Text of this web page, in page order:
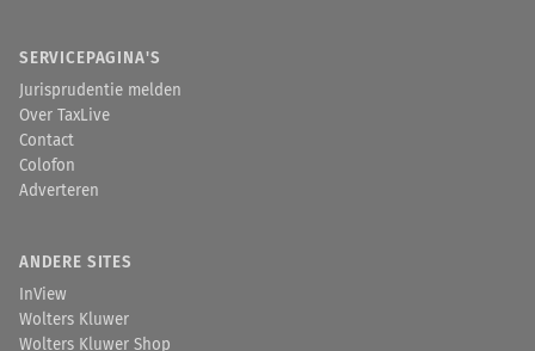
SERVICEPAGINA'S
Jurisprudentie melden
Over TaxLive
Contact
Colofon
Adverteren
ANDERE SITES
InView
Wolters Kluwer
Wolters Kluwer Shop